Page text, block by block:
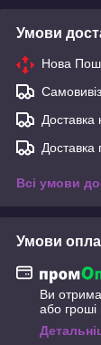
Умови
Нова
Самовивіз
Доставка
Всі умови
Умови
Ви
або гроші